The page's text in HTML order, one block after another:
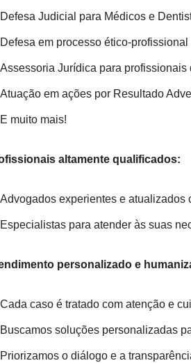
Defesa Judicial para Médicos e
Defesa em processo ético-profissional
Assessoria Jurídica para profissionais
Atuação em ações por Resultado
E muito mais!
altamente qualificados:
Advogados experientes e atualizados
Especialistas para atender às suas
personalizado e
Cada caso é tratado com atenção e
Buscamos soluções personalizadas
Priorizamos o diálogo e a